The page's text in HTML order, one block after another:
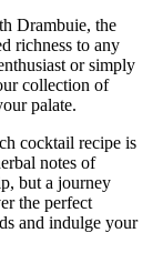
Drambuie, the
richness to any
or simply
collection of
palate.
cocktail recipe is
notes of
but a journey
the perfect
and indulge your